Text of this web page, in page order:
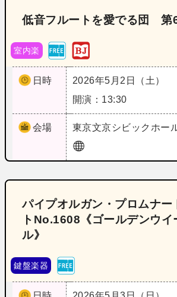
低音フルートを愛でる団 第
室内楽
日時
2026年5月2日（土）
開演：13:30
会場 東京文京シビックホー
パイプオルガン・プロムナー
トNo.1608《ゴールデンウイ
ル》
鍵盤楽器